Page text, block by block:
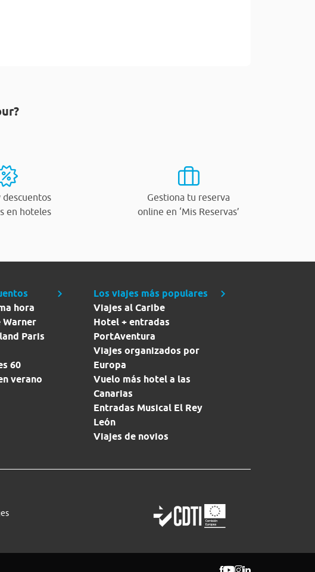
descuentos
en hoteles
Gestiona tu reserva
online en ‘Mis Reservas’
hora
Warner
Paris
60
verano
Los viajes más populares
Viajes al Caribe
Hotel + entradas
PortAventura
Viajes organizados por
Europa
Vuelo más hotel a las
Canarias
Entradas Musical El Rey
León
Viajes de novios